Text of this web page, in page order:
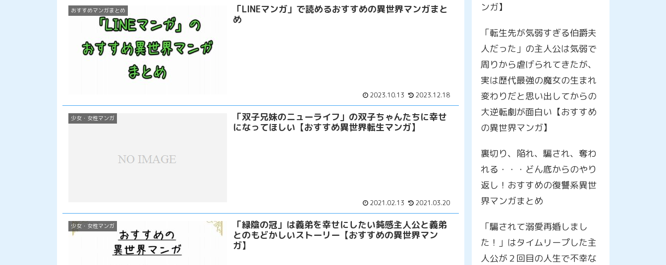
おすすめマンガまとめ
「LINEマンガ」で読めるおすすめの異世界マンガまと
め
2023.10.13 2023.12.18
少女・女性マンガ
「双子兄妹のニューライフ」の双子ちゃんたちに幸せ
になってほしい【おすすめ異世界転生マンガ】
2021.02.13 2021.03.20
少女・女性マンガ
「緑陰の冠」は義弟を幸せにしたい鈍感主人公と義弟
とのもどかしいストーリー【おすすめの異世界マン
ガ】
ンガ】
「転生先が気弱すぎる伯爵夫
人だった」の主人公は気弱で
周りから虐げられてきたが、
実は歴代最強の魔女の生まれ
変わりだと思い出してからの
大逆転劇が面白い【おすすめ
の異世界マンガ】
裏切り、陥れ、騙され、奪わ
れる・・・どん底からのやり
返し！おすすめの復讐系異世
界マンガまとめ
「騙されて溺愛再婚しまし
た！」はタイムリープした主
人公が２回目の人生で不幸な